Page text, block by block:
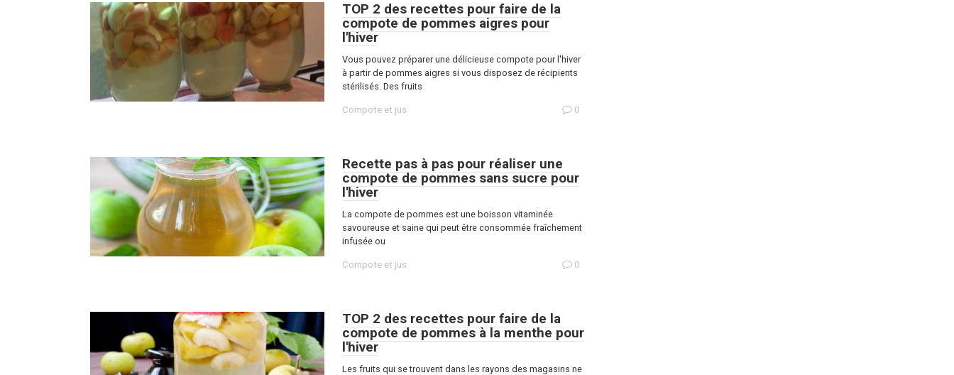
TOP 2 des recettes pour faire de la
compote de pommes aigres pour
l'hiver
Vous pouvez préparer une délicieuse compote pour l'hiver
à partir de pommes aigres si vous disposez de récipients
stérilisés. Des fruits
Compote et jus 0
Recette pas à pas pour réaliser une
compote de pommes sans sucre pour
l'hiver
La compote de pommes est une boisson vitaminée
savoureuse et saine qui peut être consommée fraîchement
infusée ou
Compote et jus 0
TOP 2 des recettes pour faire de la
compote de pommes à la menthe pour
l'hiver
Les fruits qui se trouvent dans les rayons des magasins ne